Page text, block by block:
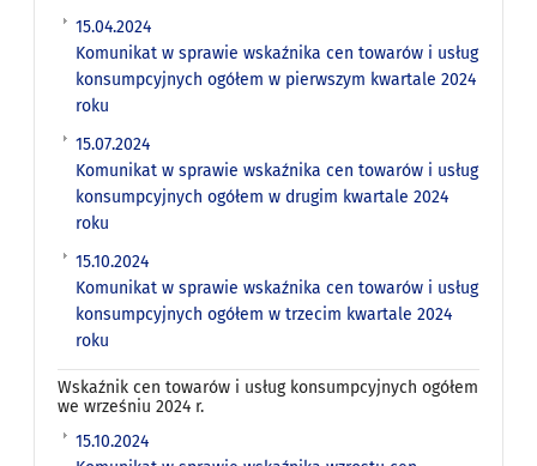
15.04.2024
Komunikat w sprawie wskaźnika cen towarów i usług
konsumpcyjnych ogółem w pierwszym kwartale 2024
roku
15.07.2024
Komunikat w sprawie wskaźnika cen towarów i usług
konsumpcyjnych ogółem w drugim kwartale 2024
roku
15.10.2024
Komunikat w sprawie wskaźnika cen towarów i usług
konsumpcyjnych ogółem w trzecim kwartale 2024
roku
Wskaźnik cen towarów i usług konsumpcyjnych ogółem
we wrześniu 2024 r.
15.10.2024